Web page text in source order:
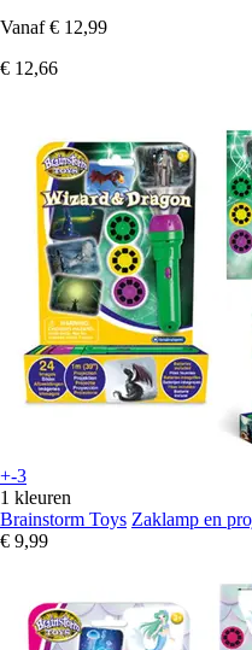
Vanaf € 12,99
€ 12,66
+-3
1 kleuren
Brainstorm Toys Zaklamp en
€ 9,99